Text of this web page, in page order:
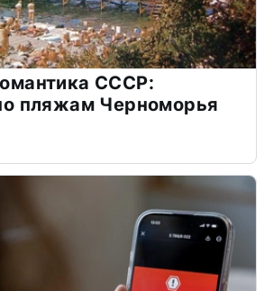
СССР:
пляжам Черноморья